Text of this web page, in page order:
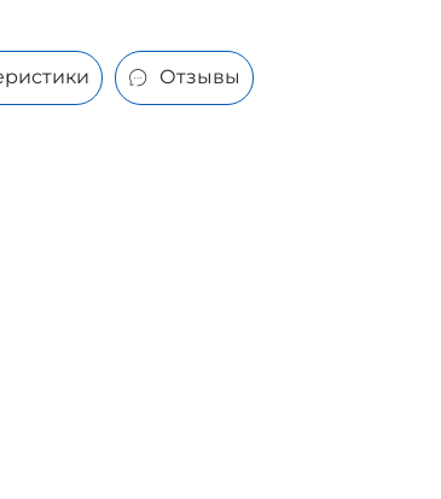
Отзывы